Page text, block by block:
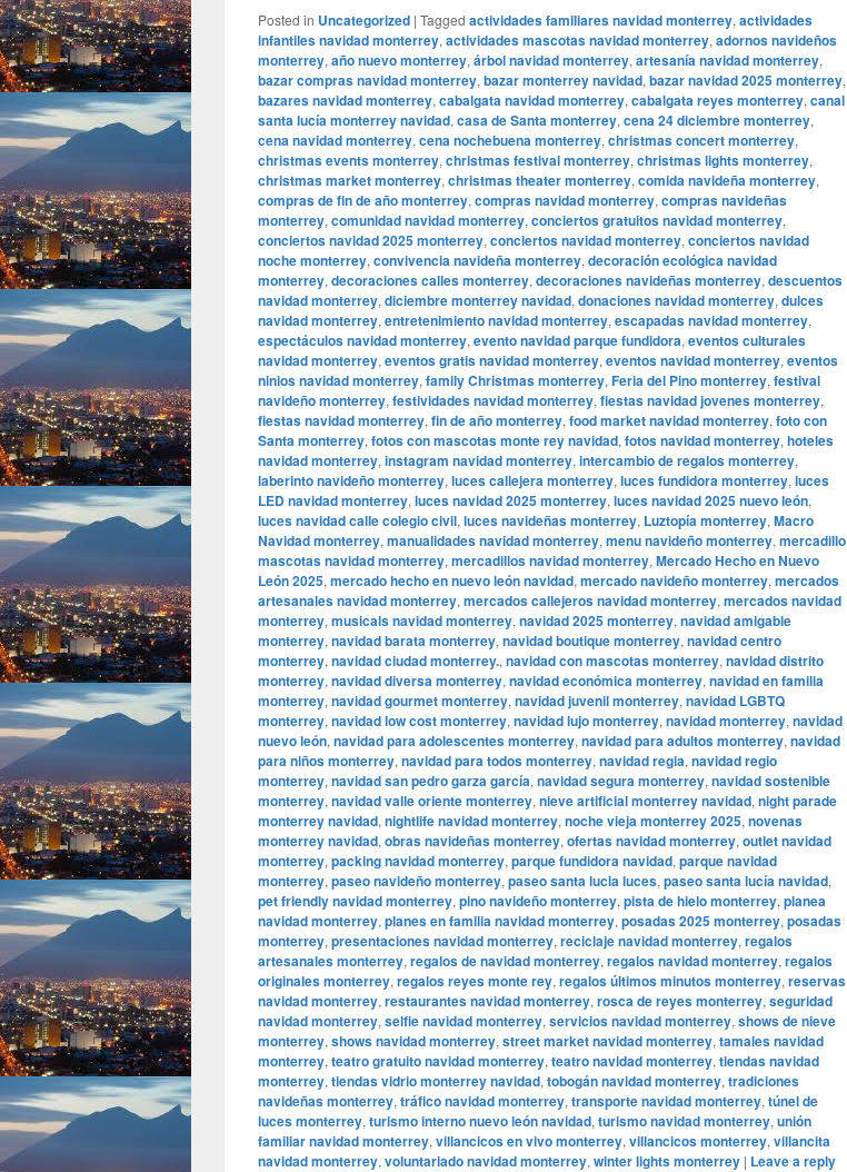
Posted in Uncategorized | Tagged actividades familiares navidad monterrey, actividades
infantiles navidad monterrey, actividades mascotas navidad monterrey, adornos navideños
monterrey, año nuevo monterrey, árbol navidad monterrey, artesanía navidad monterrey,
bazar compras navidad monterrey, bazar monterrey navidad, bazar navidad 2025 monterrey,
bazares navidad monterrey, cabalgata navidad monterrey, cabalgata reyes monterrey, canal
santa lucía monterrey navidad, casa de Santa monterrey, cena 24 diciembre monterrey,
cena navidad monterrey, cena nochebuena monterrey, christmas concert monterrey,
christmas events monterrey, christmas festival monterrey, christmas lights monterrey,
christmas market monterrey, christmas theater monterrey, comida navideña monterrey,
compras de fin de año monterrey, compras navidad monterrey, compras navideñas
monterrey, comunidad navidad monterrey, conciertos gratuitos navidad monterrey,
conciertos navidad 2025 monterrey, conciertos navidad monterrey, conciertos navidad
noche monterrey, convivencia navideña monterrey, decoración ecológica navidad
monterrey, decoraciones calles monterrey, decoraciones navideñas monterrey, descuentos
navidad monterrey, diciembre monterrey navidad, donaciones navidad monterrey, dulces
navidad monterrey, entretenimiento navidad monterrey, escapadas navidad monterrey,
espectáculos navidad monterrey, evento navidad parque fundidora, eventos culturales
navidad monterrey, eventos gratis navidad monterrey, eventos navidad monterrey, eventos
ninios navidad monterrey, family Christmas monterrey, Feria del Pino monterrey, festival
navideño monterrey, festividades navidad monterrey, fiestas navidad jovenes monterrey,
fiestas navidad monterrey, fin de año monterrey, food market navidad monterrey, foto con
Santa monterrey, fotos con mascotas monte rey navidad, fotos navidad monterrey, hoteles
navidad monterrey, instagram navidad monterrey, intercambio de regalos monterrey,
laberinto navideño monterrey, luces callejera monterrey, luces fundidora monterrey, luces
LED navidad monterrey, luces navidad 2025 monterrey, luces navidad 2025 nuevo león,
luces navidad calle colegio civil, luces navideñas monterrey, Luztopía monterrey, Macro
Navidad monterrey, manualidades navidad monterrey, menu navideño monterrey, mercadillo
mascotas navidad monterrey, mercadillos navidad monterrey, Mercado Hecho en Nuevo
León 2025, mercado hecho en nuevo león navidad, mercado navideño monterrey, mercados
artesanales navidad monterrey, mercados callejeros navidad monterrey, mercados navidad
monterrey, musicals navidad monterrey, navidad 2025 monterrey, navidad amigable
monterrey, navidad barata monterrey, navidad boutique monterrey, navidad centro
monterrey, navidad ciudad monterrey., navidad con mascotas monterrey, navidad distrito
monterrey, navidad diversa monterrey, navidad económica monterrey, navidad en familia
monterrey, navidad gourmet monterrey, navidad juvenil monterrey, navidad LGBTQ
monterrey, navidad low cost monterrey, navidad lujo monterrey, navidad monterrey, navidad
nuevo león, navidad para adolescentes monterrey, navidad para adultos monterrey, navidad
para niños monterrey, navidad para todos monterrey, navidad regia, navidad regio
monterrey, navidad san pedro garza garcía, navidad segura monterrey, navidad sostenible
monterrey, navidad valle oriente monterrey, nieve artificial monterrey navidad, night parade
monterrey navidad, nightlife navidad monterrey, noche vieja monterrey 2025, novenas
monterrey navidad, obras navideñas monterrey, ofertas navidad monterrey, outlet navidad
monterrey, packing navidad monterrey, parque fundidora navidad, parque navidad
monterrey, paseo navideño monterrey, paseo santa lucia luces, paseo santa lucía navidad,
pet friendly navidad monterrey, pino navideño monterrey, pista de hielo monterrey, planea
navidad monterrey, planes en familia navidad monterrey, posadas 2025 monterrey, posadas
monterrey, presentaciones navidad monterrey, reciclaje navidad monterrey, regalos
artesanales monterrey, regalos de navidad monterrey, regalos navidad monterrey, regalos
originales monterrey, regalos reyes monte rey, regalos últimos minutos monterrey, reservas
navidad monterrey, restaurantes navidad monterrey, rosca de reyes monterrey, seguridad
navidad monterrey, selfie navidad monterrey, servicios navidad monterrey, shows de nieve
monterrey, shows navidad monterrey, street market navidad monterrey, tamales navidad
monterrey, teatro gratuito navidad monterrey, teatro navidad monterrey, tiendas navidad
monterrey, tiendas vidrio monterrey navidad, tobogán navidad monterrey, tradiciones
navideñas monterrey, tráfico navidad monterrey, transporte navidad monterrey, túnel de
luces monterrey, turismo interno nuevo león navidad, turismo navidad monterrey, unión
familiar navidad monterrey, villancicos en vivo monterrey, villancicos monterrey, villancita
navidad monterrey, voluntariado navidad monterrey, winter lights monterrey | Leave a reply